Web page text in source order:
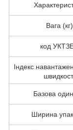
Вага (кг)
код
Індекс
Базова
Ширина